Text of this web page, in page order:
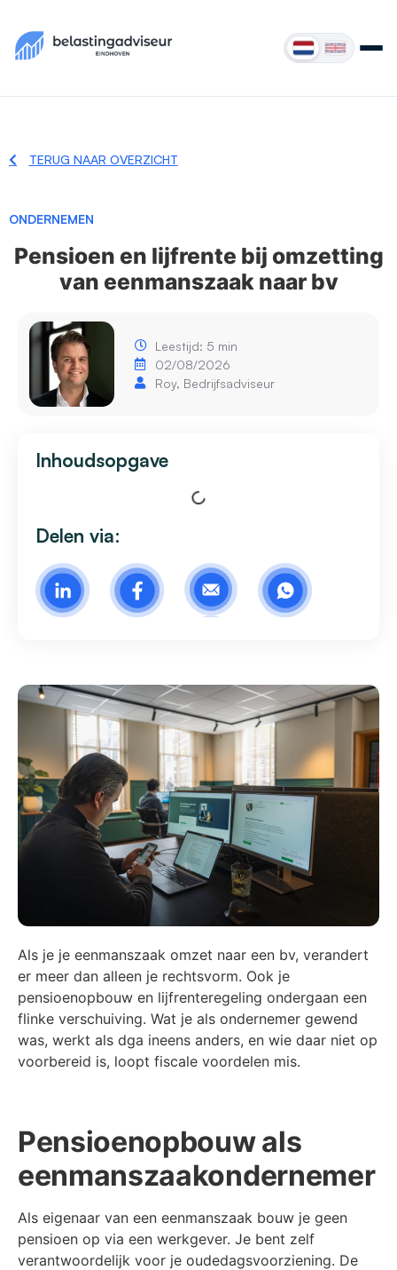
TERUG NAAR OVERZICHT
ONDERNEMEN
Pensioen en lijfrente bij omzetting
van eenmanszaak naar bv
Leestijd: 5 min
02/08/2026
Roy, Bedrijfsadviseur
Inhoudsopgave
Delen via:
Als je je eenmanszaak omzet naar een bv, verandert
er meer dan alleen je rechtsvorm. Ook je
pensioenopbouw en lijfrenteregeling ondergaan een
flinke verschuiving. Wat je als ondernemer gewend
was, werkt als dga ineens anders, en wie daar niet op
voorbereid is, loopt fiscale voordelen mis.
Pensioenopbouw als
eenmanszaakondernemer
Als eigenaar van een eenmanszaak bouw je geen
pensioen op via een werkgever. Je bent zelf
verantwoordelijk voor je oudedagsvoorziening. De